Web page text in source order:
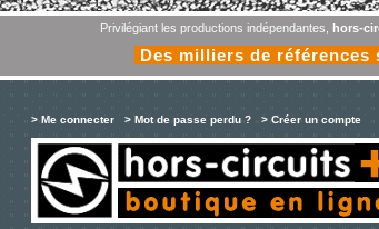
Privilégiant les productions indépendantes, hors-
Des milliers de références
> Me connecter > Mot de passe perdu ? > Créer un compte